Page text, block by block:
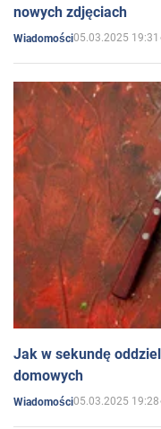
nowych zdjęciach
Wiadomości05.03.2025 19:31
Jak w sekundę
domowych
Wiadomości05.03.2025 19:28